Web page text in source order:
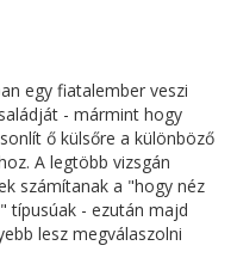
egy fiatalember veszi
- mármint hogy
ő külsőre a különböző
A legtöbb vizsgán
számítanak a "hogy néz
típusúak - ezután majd
lesz megválaszolni